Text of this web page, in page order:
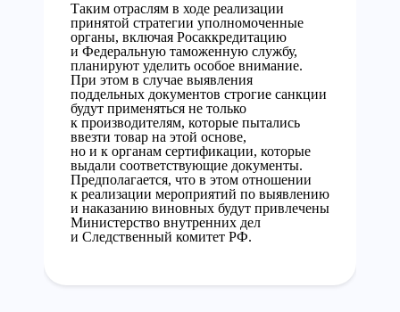
Таким отраслям в ходе реализации
принятой стратегии уполномоченные
органы, включая Росаккредитацию
и Федеральную таможенную службу,
планируют уделить особое внимание.
При этом в случае выявления
поддельных документов строгие санкции
будут применяться не только
к производителям, которые пытались
ввезти товар на этой основе,
но и к органам сертификации, которые
выдали соответствующие документы.
Предполагается, что в этом отношении
к реализации мероприятий по выявлению
и наказанию виновных будут привлечены
Министерство внутренних дел
и Следственный комитет РФ.